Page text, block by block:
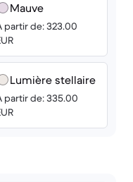
Mauve
partir de: 323.00
Lumière stellaire
partir de: 335.00